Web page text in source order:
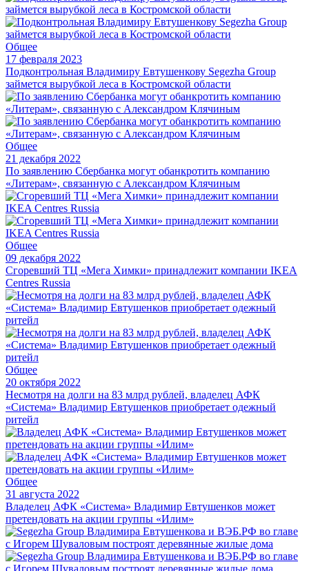
Общее
17 февраля 2023
Подконтрольная Владимиру Евтушенкову Segezha Group
займется вырубкой леса в Костромской области
Общее
21 декабря 2022
По заявлению Сбербанка могут обанкротить компанию
«Литерам», связанную с Александром Клячиным
Общее
09 декабря 2022
Сгоревший ТЦ «Мега Химки» принадлежит компании IKEA
Centres Russia
Общее
20 октября 2022
Несмотря на долги на 83 млрд рублей, владелец АФК
«Система» Владимир Евтушенков приобретает одежный
ритейл
Общее
31 августа 2022
Владелец АФК «Система» Владимир Евтушенков может
претендовать на акции группы «Илим»